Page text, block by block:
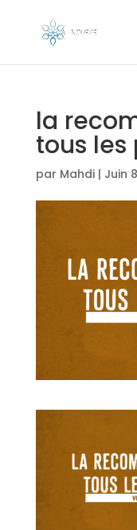
la
tous les
par Mahdi| Juin